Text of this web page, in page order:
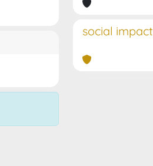
social impact